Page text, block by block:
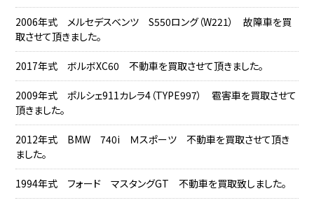
2006年式 メルセデスベンツ S550ロング（W221） 故障車を買
取させて頂きました。
2017年式 ボルボXC60 不動車を買取させて頂きました。
2009年式 ポルシェ911カレラ4（TYPE997） 雹害車を買取させて
頂きました。
2012年式 BMW 740i Ｍスポーツ 不動車を買取させて頂き
ました。
1994年式 フォード マスタングGT 不動車を買取致しました。